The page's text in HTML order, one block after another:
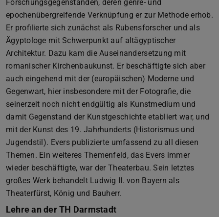
Forschungsgegenständen, deren genre- und
epochenübergreifende Verknüpfung er zur Methode erhob.
Er profilierte sich zunächst als Rubensforscher und als
Ägyptologe mit Schwerpunkt auf altägyptischer
Architektur. Dazu kam die Auseinandersetzung mit
romanischer Kirchenbaukunst. Er beschäftigte sich aber
auch eingehend mit der (europäischen) Moderne und
Gegenwart, hier insbesondere mit der Fotografie, die
seinerzeit noch nicht endgültig als Kunstmedium und
damit Gegenstand der Kunstgeschichte etabliert war, und
mit der Kunst des 19. Jahrhunderts (Historismus und
Jugendstil). Evers publizierte umfassend zu all diesen
Themen. Ein weiteres Themenfeld, das Evers immer
wieder beschäftigte, war der Theaterbau. Sein letztes
großes Werk behandelt Ludwig II. von Bayern als
Theaterfürst, König und Bauherr.
Lehre an der TH Darmstadt